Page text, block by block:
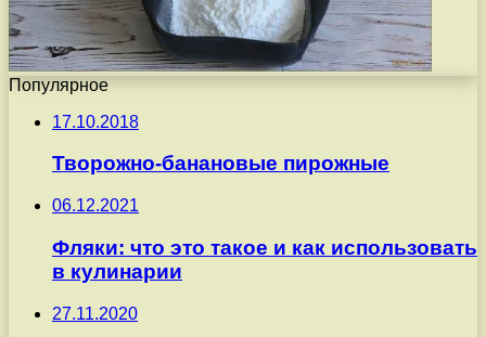
Популярное
17.10.2018
Творожно-банановые пирожные
06.12.2021
Фляки: что это такое и как использовать
в кулинарии
27.11.2020